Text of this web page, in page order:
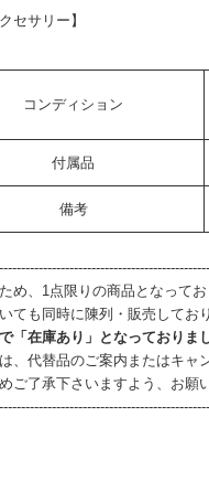
セサリー】
コンディション
付属品
備考
め、1点限りの商品となってお
ても同時に陳列・販売しており
「在庫あり」となっておりま
は、代替品のご案内またはキャ
ご了承下さいますよう、お願